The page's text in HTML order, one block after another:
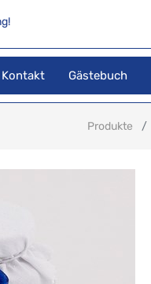
Kontakt Gästebuch
Produkte